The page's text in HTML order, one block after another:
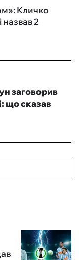
Кличко
2
заговорив
що сказав